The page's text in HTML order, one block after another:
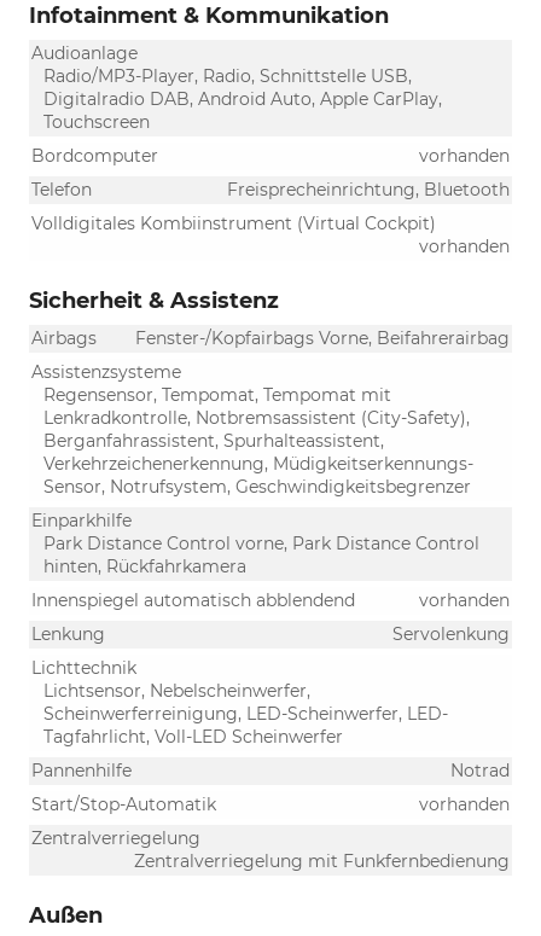
Infotainment & Kommunikation
Audioanlage
Radio/MP3-Player, Radio, Schnittstelle USB,
Digitalradio DAB, Android Auto, Apple CarPlay,
Touchscreen
Bordcomputer
vorhanden
Telefon
Freisprecheinrichtung, Bluetooth
Volldigitales Kombiinstrument (Virtual Cockpit)
vorhanden
Sicherheit & Assistenz
Airbags
Fenster-/Kopfairbags Vorne, Beifahrerairbag
Assistenzsysteme
Regensensor, Tempomat, Tempomat mit
Lenkradkontrolle, Notbremsassistent (City-Safety),
Berganfahrassistent, Spurhalteassistent,
Verkehrzeichenerkennung, Müdigkeitserkennungs-
Sensor, Notrufsystem, Geschwindigkeitsbegrenzer
Einparkhilfe
Park Distance Control vorne, Park Distance Control
hinten, Rückfahrkamera
Innenspiegel automatisch abblendend
vorhanden
Lenkung
Servolenkung
Lichttechnik
Lichtsensor, Nebelscheinwerfer,
Scheinwerferreinigung, LED-Scheinwerfer, LED-
Tagfahrlicht, Voll-LED Scheinwerfer
Pannenhilfe
Notrad
Start/Stop-Automatik
vorhanden
Zentralverriegelung
Zentralverriegelung mit Funkfernbedienung
Außen